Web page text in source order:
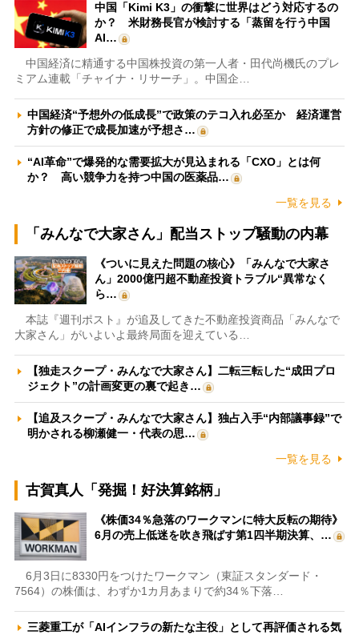
中国「Kimi K3」の衝撃に世界はどう対応するの
か？ 米財務長官が検討する「蒸留を行う中国
AI…
中国経済に精通する中国株投資の第一人者・田代尚機氏のプレ
ミアム連載「チャイナ・リサーチ」。中国企…
中国経済“予想外の低成長”で政策のテコ入れ必至か 経済運営
方針の修正で成長加速が予想さ…
“AI革命”で爆発的な需要拡大が見込まれる「CXO」とは何
か？ 高い競争力を持つ中国の医薬品…
一覧を見る
「みんなで大家さん」配当ストップ騒動の内幕
《ついに見えた問題の核心》「みんなで大家さ
ん」2000億円超不動産投資トラブル“異常なく
ら…
本誌『週刊ポスト』が追及してきた不動産投資商品「みんなで
大家さん」がいよいよ最終局面を迎えている…
【独走スクープ・みんなで大家さん】二転三転した“成田プロ
ジェクト”の計画変更の裏で起き…
【追及スクープ・みんなで大家さん】独占入手“内部議事録”で
明かされる柳瀬健一・代表の思…
一覧を見る
古賀真人「発掘！好決算銘柄」
《株価34％急落のワークマンに特大反転の期待》
6月の売上低迷を吹き飛ばす第1四半期決算、…
6月3日に8330円をつけたワークマン（東証スタンダード・
7564）の株価は、わずか1カ月あまりで約34％下落…
三菱重工が「AIインフラの新たな主役」として再評価される気